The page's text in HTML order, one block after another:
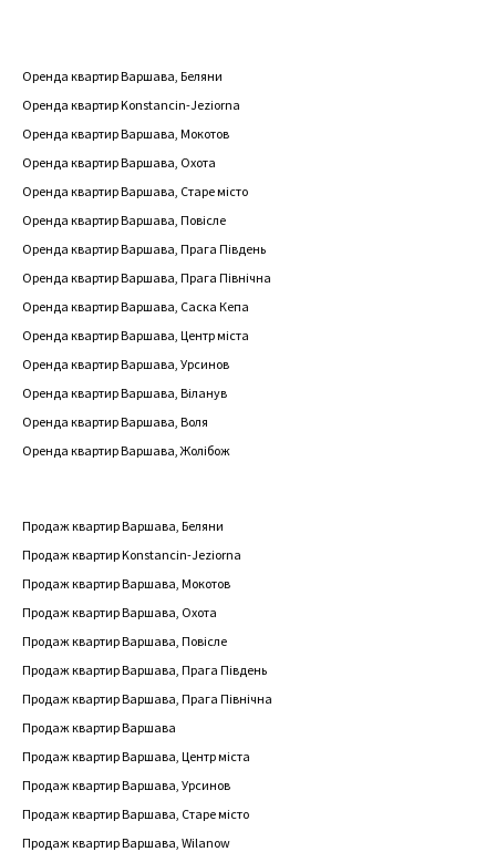
Оренда квартир Варшава, Беляни
Оренда квартир Konstancin-Jeziorna
Оренда квартир Варшава, Мокотов
Оренда квартир Варшава, Охота
Оренда квартир Варшава, Старе місто
Оренда квартир Варшава, Повісле
Оренда квартир Варшава, Прага Південь
Оренда квартир Варшава, Прага Північна
Оренда квартир Варшава, Саска Кепа
Оренда квартир Варшава, Центр міста
Оренда квартир Варшава, Урсинов
Оренда квартир Варшава, Віланув
Оренда квартир Варшава, Воля
Оренда квартир Варшава, Жолібож
Продаж квартир Варшава, Беляни
Продаж квартир Konstancin-Jeziorna
Продаж квартир Варшава, Мокотов
Продаж квартир Варшава, Охота
Продаж квартир Варшава, Повісле
Продаж квартир Варшава, Прага Південь
Продаж квартир Варшава, Прага Північна
Продаж квартир Варшава
Продаж квартир Варшава, Центр міста
Продаж квартир Варшава, Урсинов
Продаж квартир Варшава, Старе місто
Продаж квартир Варшава, Wilanow